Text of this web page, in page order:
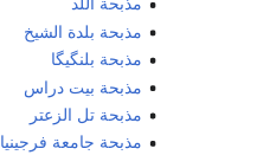
مذبحة اللد
مذبحة بلدة الشيخ
مذبحة بلنگيگا
مذبحة بيت دراس
مذبحة تل الزعتر
مذبحة جامعة فرجينيا